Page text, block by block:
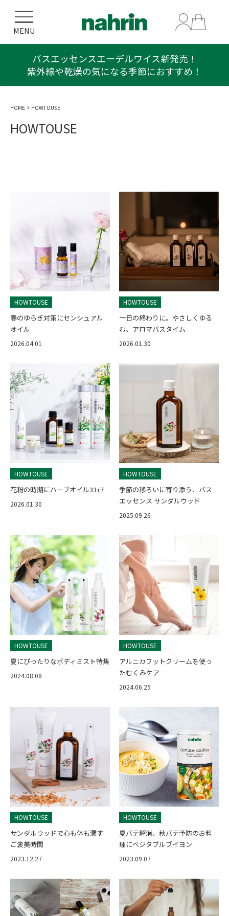
MENU
バスエッセンスエーデルワイス新発売！
紫外線や乾燥の気になる季節におすすめ！
HOME HOWTOUSE
HOWTOUSE
HOWTOUSE
春のゆらぎ対策にセンシュアル
オイル
2026.04.01
HOWTOUSE
一日の終わりに。やさしくゆる
む、アロマバスタイム
2026.01.30
HOWTOUSE
花粉の時期にハーブオイル33+7
2026.01.30
HOWTOUSE
季節の移ろいに寄り添う、バス
エッセンス サンダルウッド
2025.09.26
HOWTOUSE
夏にぴったりなボディミスト特集
2024.08.08
HOWTOUSE
アルニカフットクリームを使っ
たむくみケア
2024.06.25
HOWTOUSE
サンダルウッドで心も体も潤す
ご褒美時間
2023.12.27
HOWTOUSE
夏バテ解消、秋バテ予防のお料
理にベジタブルブイヨン
2023.09.07